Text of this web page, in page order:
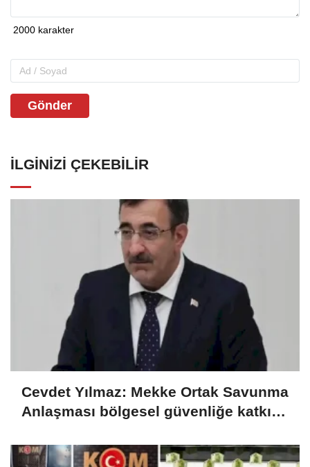
Gönder
İLGINIZI ÇEKEBILIR
Cevdet Yılmaz: Mekke Ortak Savunma
Anlaşması bölgesel güvenliğe katkı